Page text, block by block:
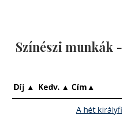
Színészi munkák -
Díj ▲ Kedv. ▲ Cím▲
A hét királyfi